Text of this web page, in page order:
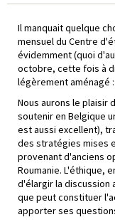
Il manquait quelque
mensuel du Centre
évidemment (quoi
octobre, cette fois à
légèrement aménagé
Nous aurons le plaisir
soutenir en Belgique
est aussi excellent),
des stratégies mises
provenant d'anciens
Roumanie. L'éthique,
d'élargir la discussion
que peut constituer
apporter ses